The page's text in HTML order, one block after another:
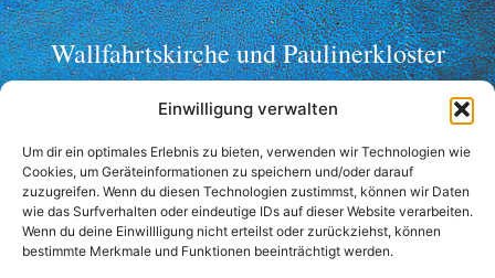
Einwilligung verwalten
Um dir ein optimales Erlebnis zu bieten, verwenden wir Technologien wie
Cookies, um Geräteinformationen zu speichern und/oder darauf
zuzugreifen. Wenn du diesen Technologien zustimmst, können wir Daten
wie das Surfverhalten oder eindeutige IDs auf dieser Website verarbeiten.
Wenn du deine Einwillligung nicht erteilst oder zurückziehst, können
bestimmte Merkmale und Funktionen beeinträchtigt werden.
Wallfahrtskirche und Paulinerkloster
Mariahilf ob Passau
Telefon: +49 (0)851 2356
Fax: +49 (0)851 36998
wallfahrt@mariahilf-passau.de
Anschrift:
Mariahilfberg 3